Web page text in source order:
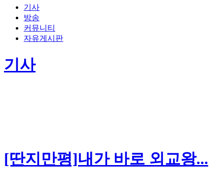
기사
방송
커뮤니티
자유게시판
기사
[딴지만평]내가 바로 외교왕...